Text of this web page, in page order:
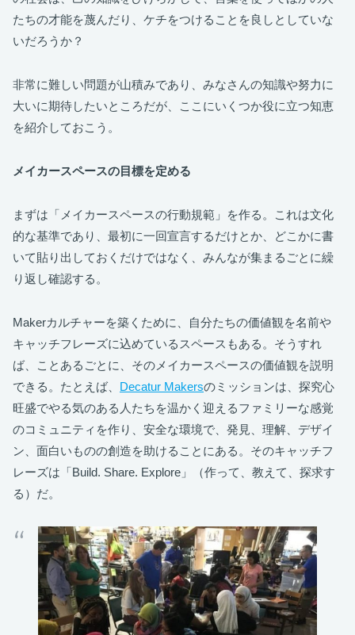
たちの才能を蔑んだり、ケチをつけることを良しとしていな
いだろうか？
非常に難しい問題が山積みであり、みなさんの知識や努力に
大いに期待したいところだが、ここにいくつか役に立つ知恵
を紹介しておこう。
メイカースペースの目標を定める
まずは「メイカースペースの行動規範」を作る。これは文化
的な基準であり、最初に一回宣言するだけとか、どこかに書
いて貼り出しておくだけではなく、みんなが集まるごとに繰
り返し確認する。
Makerカルチャーを築くために、自分たちの価値観を名前や
キャッチフレーズに込めているスペースもある。そうすれ
ば、ことあるごとに、そのメイカースペースの価値観を説明
できる。たとえば、 Decatur Makersのミッションは、探究心
旺盛でやる気のある人たちを温かく迎えるファミリーな感覚
のコミュニティを作り、安全な環境で、発見、理解、デザイ
ン、面白いものの創造を助けることにある。そのキャッチフ
レーズは「Build. Share. Explore」（作って、教えて、探求す
る）だ。